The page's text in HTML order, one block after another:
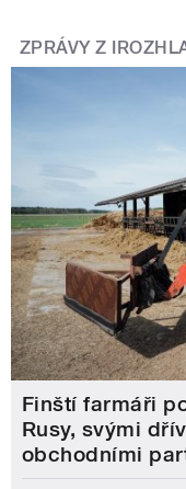
ZPRÁVY Z
Finští farmáři
Rusy, svými
obchodními